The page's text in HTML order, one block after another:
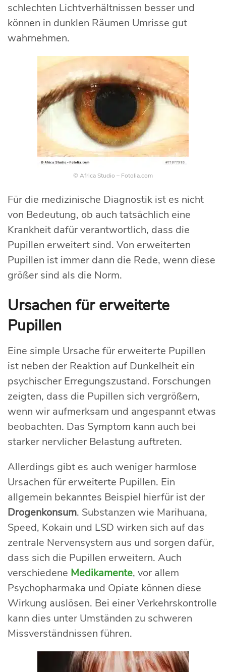
schlechten Lichtverhältnissen besser und
können in dunklen Räumen Umrisse gut
wahrnehmen.
© Africa Studio – Fotolia.com
Für die medizinische Diagnostik ist es nicht
von Bedeutung, ob auch tatsächlich eine
Krankheit dafür verantwortlich, dass die
Pupillen erweitert sind. Von erweiterten
Pupillen ist immer dann die Rede, wenn diese
größer sind als die Norm.
Ursachen für erweiterte
Pupillen
Eine simple Ursache für erweiterte Pupillen
ist neben der Reaktion auf Dunkelheit ein
psychischer Erregungszustand. Forschungen
zeigten, dass die Pupillen sich vergrößern,
wenn wir aufmerksam und angespannt etwas
beobachten. Das Symptom kann auch bei
starker nervlicher Belastung auftreten.
Allerdings gibt es auch weniger harmlose
Ursachen für erweiterte Pupillen. Ein
allgemein bekanntes Beispiel hierfür ist der
Drogenkonsum. Substanzen wie Marihuana,
Speed, Kokain und LSD wirken sich auf das
zentrale Nervensystem aus und sorgen dafür,
dass sich die Pupillen erweitern. Auch
verschiedene Medikamente, vor allem
Psychopharmaka und Opiate können diese
Wirkung auslösen. Bei einer Verkehrskontrolle
kann dies unter Umständen zu schweren
Missverständnissen führen.